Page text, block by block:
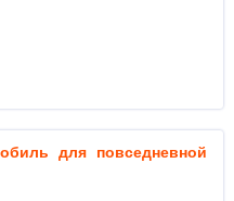
для повседневной